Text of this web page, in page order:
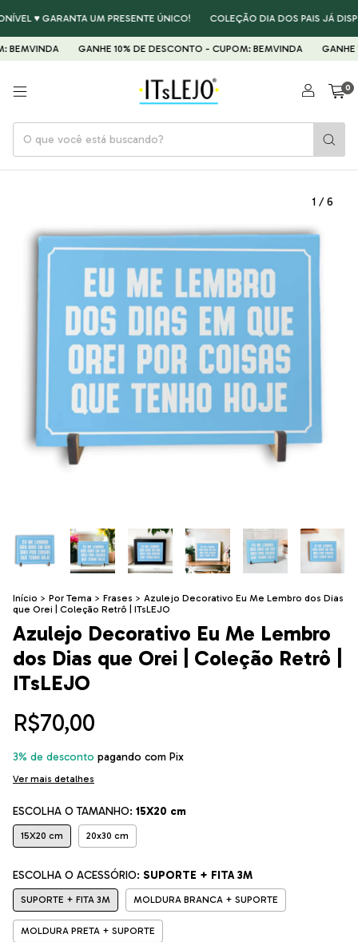
GARANTA UM PRESENTE ÚNICO! COLEÇÃO DIA DOS PAIS JÁ
GANHE 10% DE DESCONTO - CUPOM: BEMVINDA GANHE 10%
0
1 /6
Início > Por Tema > Frases > Azulejo Decorativo Eu Me Lembro dos Dias
que Orei | Coleção Retrô | ITsLEJO
Azulejo Decorativo Eu Me Lembro
dos Dias que Orei | Coleção Retrô |
ITsLEJO
R$70,00
3% de desconto pagando com Pix
Ver mais detalhes
ESCOLHA O TAMANHO: 15X20 cm
15X20 cm 20x30 cm
ESCOLHA O ACESSÓRIO: SUPORTE + FITA 3M
SUPORTE + FITA 3M MOLDURA BRANCA + SUPORTE
MOLDURA PRETA + SUPORTE